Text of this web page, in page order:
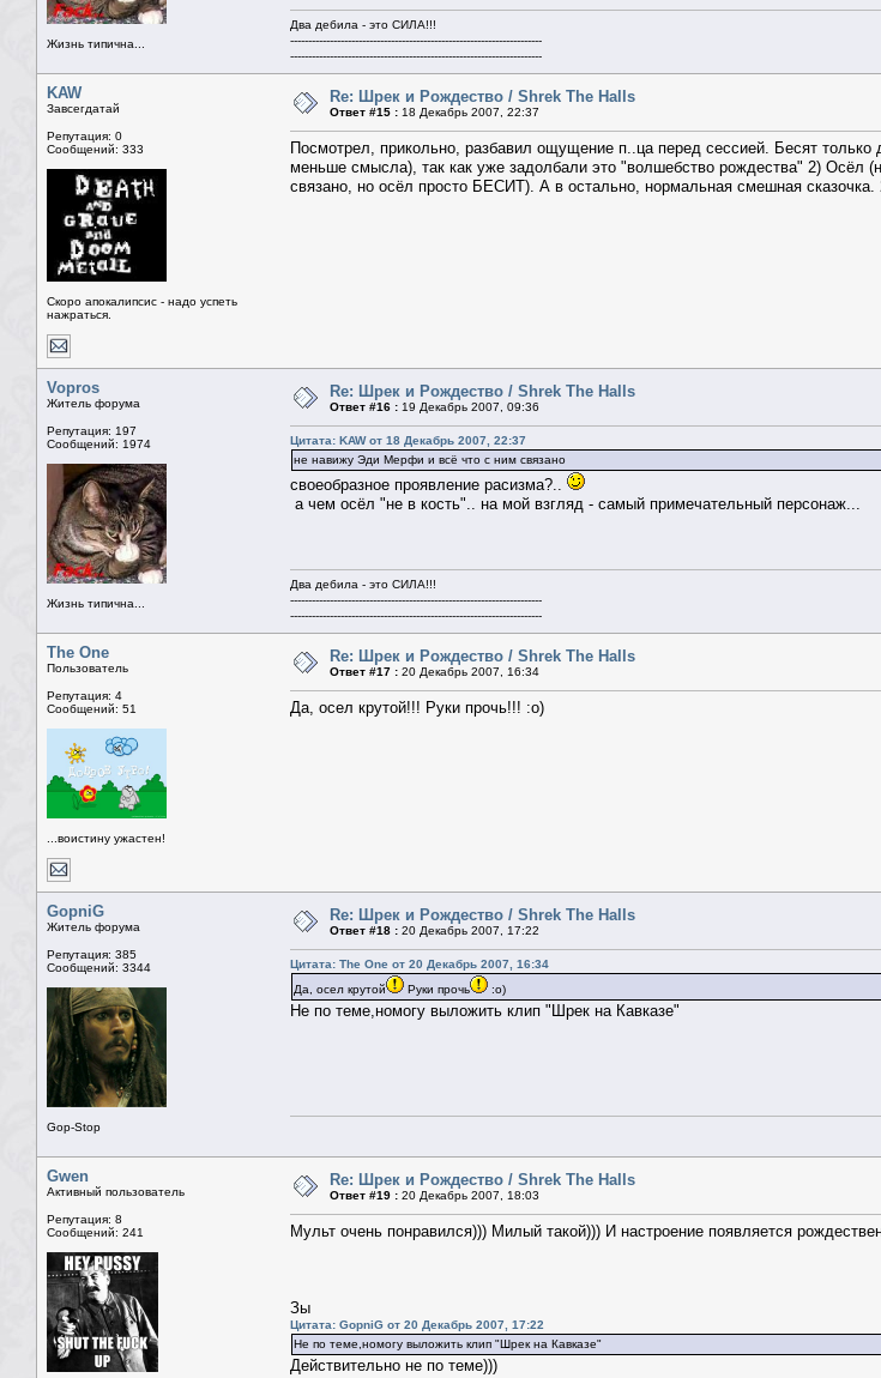
Жизнь типична...
Два дебила - это СИЛА!!!
----------------------------------------------------------------------
----------------------------------------------------------------------
KAW
Завсегдатай
Репутация: 0
Сообщений: 333
Скоро апокалипсис - надо успеть
нажраться.
Re: Шрек и Рождество / Shrek The Halls
Ответ #15 : 18 Декабрь 2007, 22:37
Посмотрел, прикольно, разбавил ощущение п..ца перед сессией. Бесят
меньше смысла), так как уже задолбали это "волшебство рождества" 2) Осёл
связано, но осёл просто БЕСИТ). А в остально, нормальная смешная сказочка.
Vopros
Житель форума
Репутация: 197
Сообщений: 1974
Жизнь типична...
Re: Шрек и Рождество / Shrek The Halls
Ответ #16 : 19 Декабрь 2007, 09:36
Цитата: KAW от 18 Декабрь 2007, 22:37
не навижу Эди Мерфи и всё что с ним связано
своеобразное проявление расизма?..
а чем осёл "не в кость".. на мой взгляд - самый примечательный персонаж...
Два дебила - это СИЛА!!!
----------------------------------------------------------------------
----------------------------------------------------------------------
The One
Пользователь
Репутация: 4
Сообщений: 51
...воистину ужастен!
Re: Шрек и Рождество / Shrek The Halls
Ответ #17 : 20 Декабрь 2007, 16:34
Да, осел крутой!!! Руки прочь!!! :о)
GopniG
Житель форума
Репутация: 385
Сообщений: 3344
Gop-Stop
Re: Шрек и Рождество / Shrek The Halls
Ответ #18 : 20 Декабрь 2007, 17:22
Цитата: The One от 20 Декабрь 2007, 16:34
Да, осел крутой
Руки прочь :о)
Не по теме,номогу выложить клип "Шрек на Кавказе"
Gwen
Активный пользователь
Репутация: 8
Сообщений: 241
Re: Шрек и Рождество / Shrek The Halls
Ответ #19 : 20 Декабрь 2007, 18:03
Мульт очень понравился))) Милый такой))) И настроение появляется
Зы
Цитата: GopniG от 20 Декабрь 2007, 17:22
Не по теме,номогу выложить клип "Шрек на Кавказе"
Действительно не по теме)))